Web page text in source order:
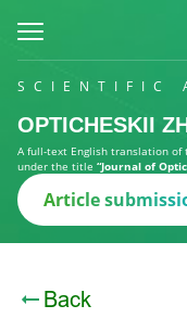
SCIENTIFIC
OPTICHESKII
A full-text English translation of
under the title “Journal of
Article
Back